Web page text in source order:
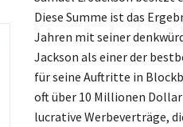
Diese Summe ist das
Jahren mit seiner
Jackson als einer der
für seine Auftritte in
oft über 10 Millionen
lucrative Werbeverträge,